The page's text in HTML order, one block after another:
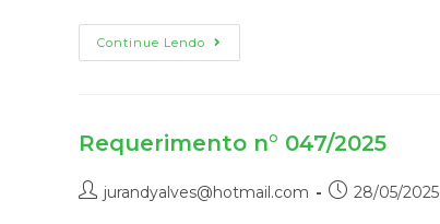
Continue Lendo
Requerimento n° 047/2025
jurandyalves@hotmail.com 28/05/2025